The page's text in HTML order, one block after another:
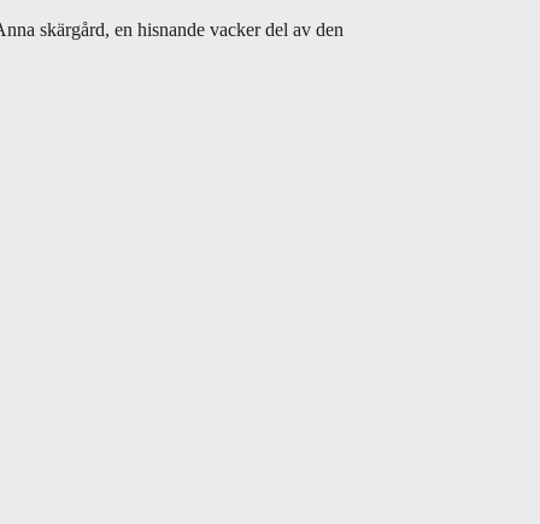
skärgård, en hisnande vacker del av den